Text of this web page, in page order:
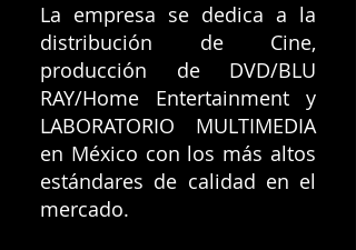
La empresa se dedica a la
distribución de Cine,
producción de DVD/BLU
RAY/Home Entertainment y
LABORATORIO MULTIMEDIA
en México con los más altos
estándares de calidad en el
mercado.